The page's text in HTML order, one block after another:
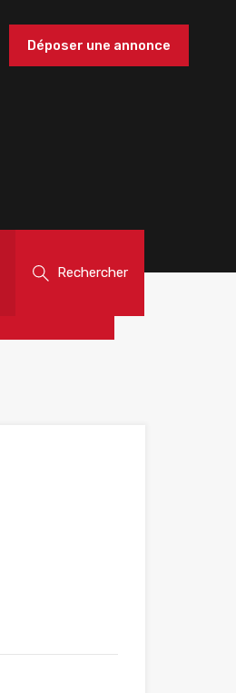
Déposer une annonce
Rechercher